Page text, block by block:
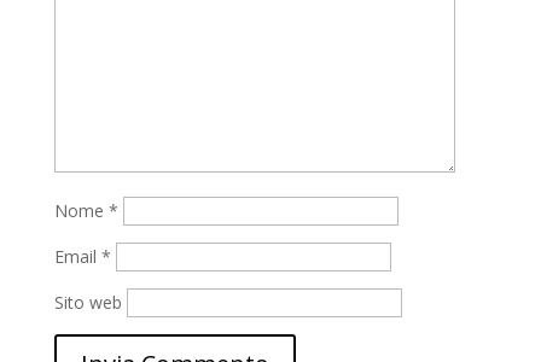
Nome *
Email *
Sito web